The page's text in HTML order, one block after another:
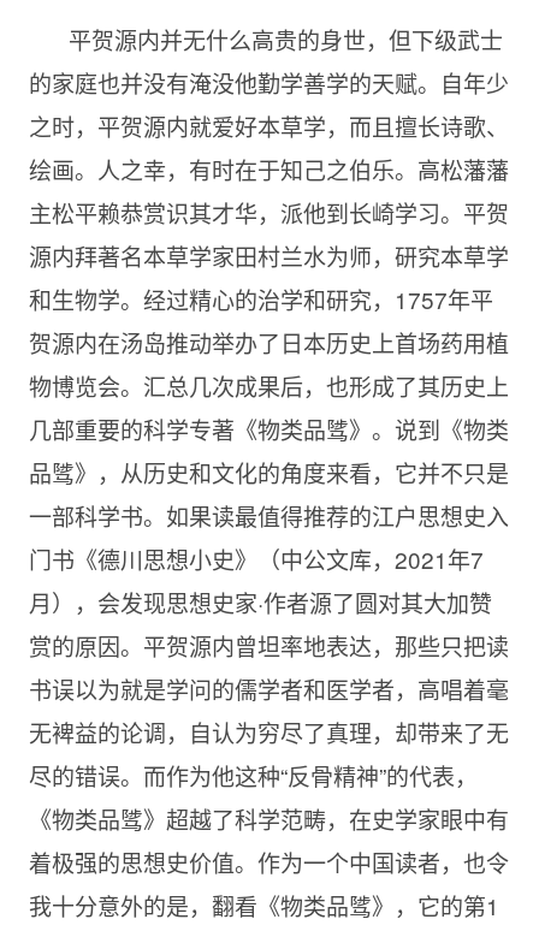
平贺源内并无什么高贵的身世，但下级武士
的家庭也并没有淹没他勤学善学的天赋。自年少
之时，平贺源内就爱好本草学，而且擅长诗歌、
绘画。人之幸，有时在于知己之伯乐。高松藩藩
主松平赖恭赏识其才华，派他到长崎学习。平贺
源内拜著名本草学家田村兰水为师，研究本草学
和生物学。经过精心的治学和研究，1757年平
贺源内在汤岛推动举办了日本历史上首场药用植
物博览会。汇总几次成果后，也形成了其历史上
几部重要的科学专著《物类品骘》。说到《物类
品骘》，从历史和文化的角度来看，它并不只是
一部科学书。如果读最值得推荐的江户思想史入
门书《德川思想小史》（中公文库，2021年7
月），会发现思想史家·作者源了圆对其大加赞
赏的原因。平贺源内曾坦率地表达，那些只把读
书误以为就是学问的儒学者和医学者，高唱着毫
无裨益的论调，自认为穷尽了真理，却带来了无
尽的错误。而作为他这种“反骨精神”的代表，
《物类品骘》超越了科学范畴，在史学家眼中有
着极强的思想史价值。作为一个中国读者，也令
我十分意外的是，翻看《物类品骘》，它的第1